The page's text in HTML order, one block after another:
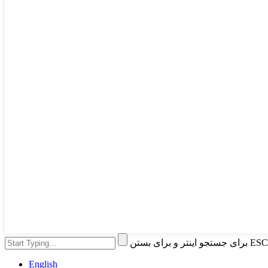
English